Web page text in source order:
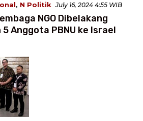
, N Politik July 16, 2024 4:55 WIB
NGO Dibelakang
Anggota PBNU ke Israel